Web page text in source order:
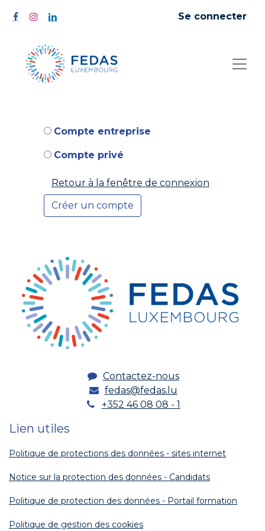
Se connecter
Compte entreprise
Compte privé
Retour à la fenêtre de connexion
Créer un compte
Contactez-nous
fedas@fedas.lu
+352 46 08 08 - 1
Lien utiles
Politique de protections des données - sites internet
Notice sur la protection des données - Candidats
Politique de protection des données - Portail formation
Politique de gestion des cookies